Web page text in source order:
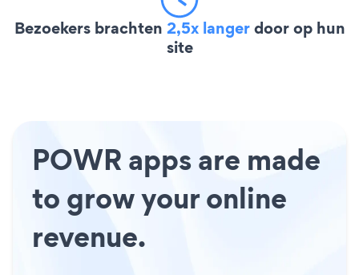
Bezoekers brachten 2,5x langerdoor op hun
site
POWR apps are made
to grow your online
revenue.